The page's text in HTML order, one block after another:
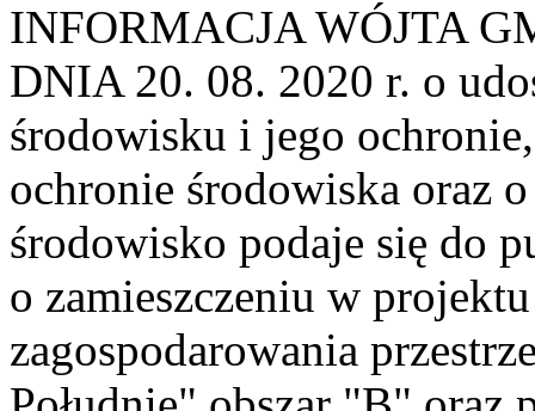
INFORMACJA WÓJTA
DNIA 20. 08. 2020 r. o
środowisku i jego
ochronie środowiska oraz
środowisko podaje się do
o zamieszczeniu w
zagospodarowania